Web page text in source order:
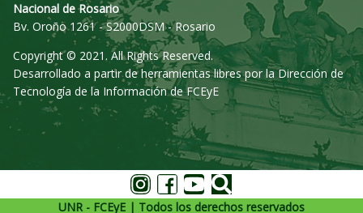
Nacional de Rosario
Bv. Oroño 1261 - S2000DSM - Rosario
Copyright © 2021. All Rights Reserved.
Desarrollado a partir de herramientas libres por la Dirección de
Tecnología de la Información de FCEyE
UNR - FCEyE | Todos los derechos reservados